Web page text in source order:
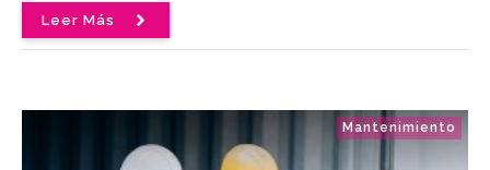
Leer Más
Mantenimiento